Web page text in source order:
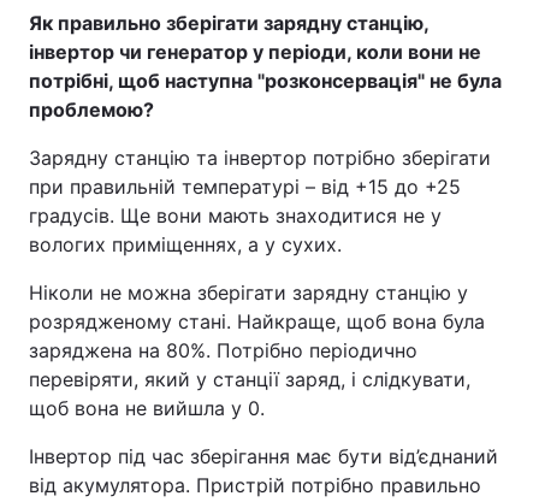
Як правильно зберігати зарядну станцію,
інвертор чи генератор у періоди, коли вони не
потрібні, щоб наступна "розконсервація" не була
проблемою?
Зарядну станцію та інвертор потрібно зберігати
при правильній температурі – від +15 до +25
градусів. Ще вони мають знаходитися не у
вологих приміщеннях, а у сухих.
Ніколи не можна зберігати зарядну станцію у
розрядженому стані. Найкраще, щоб вона була
заряджена на 80%. Потрібно періодично
перевіряти, який у станції заряд, і слідкувати,
щоб вона не вийшла у 0.
Інвертор під час зберігання має бути від’єднаний
від акумулятора. Пристрій потрібно правильно